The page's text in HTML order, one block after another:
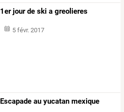
1er jour de ski a greolieres
5 févr. 2017
Escapade au yucatan mexique